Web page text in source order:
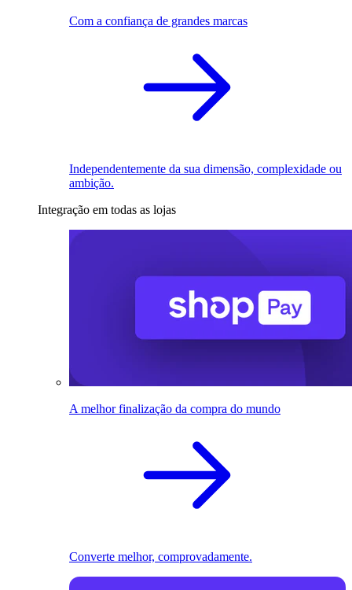
Com a confiança de grandes marcas
Independentemente da sua dimensão, complexidade ou
ambição.
Integração em todas as lojas
A melhor finalização da compra do mundo
Converte melhor, comprovadamente.